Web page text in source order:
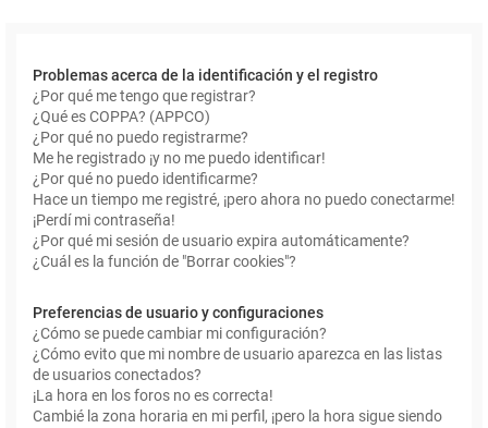
Problemas acerca de la identificación y el registro
¿Por qué me tengo que registrar?
¿Qué es COPPA? (APPCO)
¿Por qué no puedo registrarme?
Me he registrado ¡y no me puedo identificar!
¿Por qué no puedo identificarme?
Hace un tiempo me registré, ¡pero ahora no puedo conectarme!
¡Perdí mi contraseña!
¿Por qué mi sesión de usuario expira automáticamente?
¿Cuál es la función de "Borrar cookies"?
Preferencias de usuario y configuraciones
¿Cómo se puede cambiar mi configuración?
¿Cómo evito que mi nombre de usuario aparezca en las listas
de usuarios conectados?
¡La hora en los foros no es correcta!
Cambié la zona horaria en mi perfil, ¡pero la hora sigue siendo